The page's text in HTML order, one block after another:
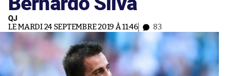
QJ
LE MARDI 24 SEPTEMBRE 2019 À 11:46 83